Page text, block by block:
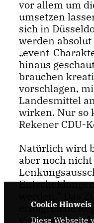
vor allem um
umsetzen
sich in
werden
event-
hinaus
brauchen
vorschlagen,
Landesmittel
wirken. Nur so
Rekener CDU-
Natürlich wird
aber noch
erfolgreiche
viele Ideen
Cookie Hinweis
Diese Webseite